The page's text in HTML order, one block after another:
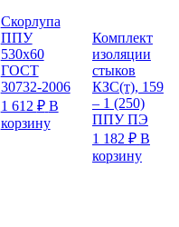
Скорлупа
ППУ
530х60
ГОСТ
30732-2006
1 612 ₽ В
корзину
Комплект
изоляции
стыков
КЗС(т), 159
– 1 (250)
ППУ ПЭ
1 182 ₽ В
корзину